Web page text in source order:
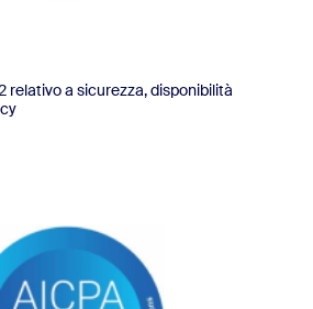
relativo a sicurezza, disponibilità